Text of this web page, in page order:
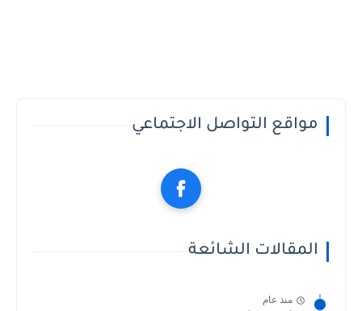
مواقع التواصل الاجتماعي
المقالات الشائعة
منذ عام